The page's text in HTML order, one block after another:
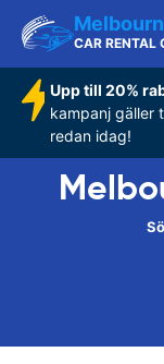
CAR RENTAL
Upp till 20%
kampanj gäller
redan idag!